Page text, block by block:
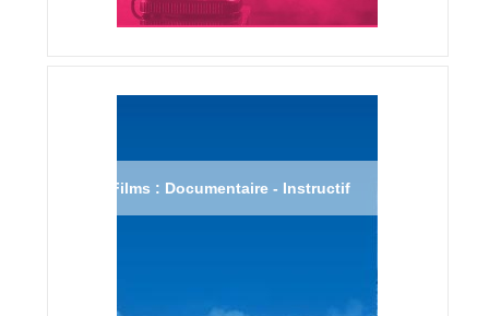
Films : Documentaire - Instructif